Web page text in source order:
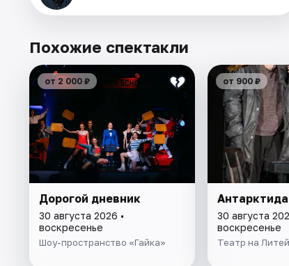
Похожие спектакли
от 2 000 ₽
Дорогой дневник
30 августа 2026 •
воскресенье
Шоу-пространство «Гайка»
от 900 ₽
Антарктида
30 августа
воскресенье
Театр на